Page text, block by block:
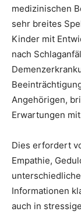
medizinischen
sehr breites
Kinder mit
nach
Angehörigen,
Erwartungen
Dies erfordert
Empathie,
Informationen
auch in